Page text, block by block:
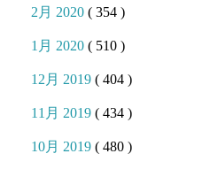
2月 2020( 354 )
1月 2020( 510 )
12月 2019( 404 )
11月 2019( 434 )
10月 2019( 480 )